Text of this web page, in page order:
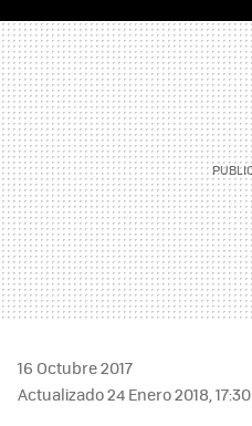
16 Octubre 2017
Actualizado 24 Enero 2018, 17:30